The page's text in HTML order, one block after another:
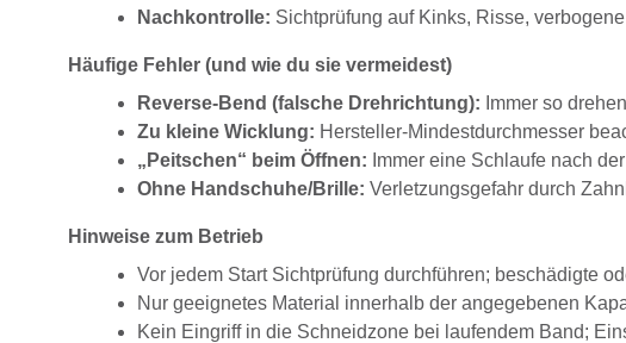
Nachkontrolle: Sichtprüfung auf Kinks, Risse,
Häufige Fehler (und wie du sie vermeidest)
Reverse-Bend (falsche Drehrichtung): Immer so
Zu kleine Wicklung: Hersteller-Mindestdurchmesser
„Peitschen“ beim Öffnen: Immer eine Schlaufe nach
Ohne Handschuhe/Brille: Verletzungsgefahr durch
Hinweise zum Betrieb
Vor jedem Start Sichtprüfung durchführen; beschädigte
Nur geeignetes Material innerhalb der angegebenen
Kein Eingriff in die Schneidzone bei laufendem Band;